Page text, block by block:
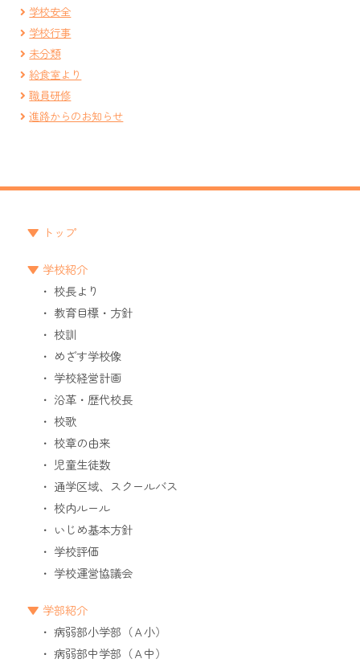
学校安全
学校行事
未分類
給食室より
職員研修
進路からのお知らせ
トップ
学校紹介
校長より
教育目標・方針
校訓
めざす学校像
学校経営計画
沿革・歴代校長
校歌
校章の由来
児童生徒数
通学区域、スクールバス
校内ルール
いじめ基本方針
学校評価
学校運営協議会
学部紹介
病弱部小学部（Ａ小）
病弱部中学部（Ａ中）